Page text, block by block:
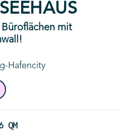
Büroflächen mit
Hafencity
QM